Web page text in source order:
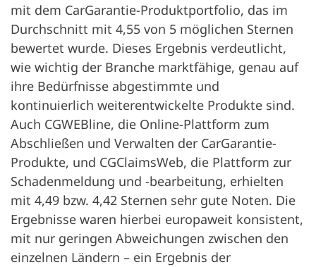
mit dem CarGarantie-Produktportfolio, das im
Durchschnitt mit 4,55 von 5 möglichen Sternen
bewertet wurde. Dieses Ergebnis verdeutlicht,
wie wichtig der Branche marktfähige, genau auf
ihre Bedürfnisse abgestimmte und
kontinuierlich weiterentwickelte Produkte sind.
Auch CGWEBline, die Online-Plattform zum
Abschließen und Verwalten der CarGarantie-
Produkte, und CGClaimsWeb, die Plattform zur
Schadenmeldung und -bearbeitung, erhielten
mit 4,49 bzw. 4,42 Sternen sehr gute Noten. Die
Ergebnisse waren hierbei europaweit konsistent,
mit nur geringen Abweichungen zwischen den
einzelnen Ländern – ein Ergebnis der